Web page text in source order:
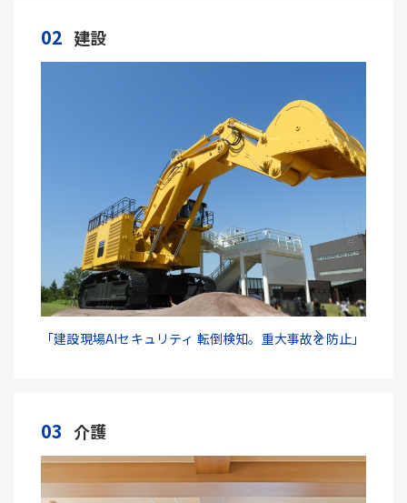
02 建設
「建設現場AIセキュリティ 転倒検知。重大事故を防止」
03 介護